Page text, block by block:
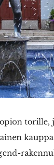
torille,